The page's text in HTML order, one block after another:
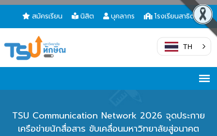
สมัครเรียน นิสิต บุคลากร โรงเรียนสาธิต
TH
TSU Communication Network 2026 จุดประกาย
เครือข่ายนักสื่อสาร ขับเคลื่อนมหาวิทยาลัยสู่อนาคต